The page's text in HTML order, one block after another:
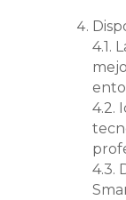
4.1.
4.2.
4.3.